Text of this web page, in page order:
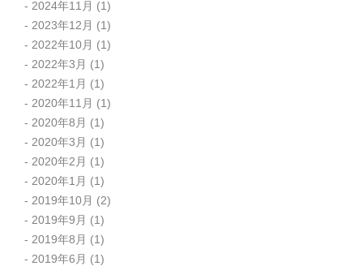
2024年11月 (1)
2023年12月 (1)
2022年10月 (1)
2022年3月 (1)
2022年1月 (1)
2020年11月 (1)
2020年8月 (1)
2020年3月 (1)
2020年2月 (1)
2020年1月 (1)
2019年10月 (2)
2019年9月 (1)
2019年8月 (1)
2019年6月 (1)